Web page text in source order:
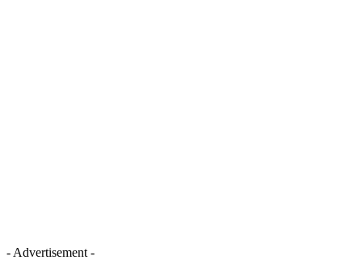
- Advertisement -